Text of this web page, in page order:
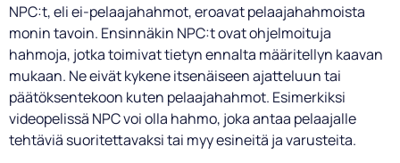
NPC:t, eli ei-pelaajahahmot, eroavat pelaajahahmoista
monin tavoin. Ensinnäkin NPC:t ovat ohjelmoituja
hahmoja, jotka toimivat tietyn ennalta määritellyn kaavan
mukaan. Ne eivät kykene itsenäiseen ajatteluun tai
päätöksentekoon kuten pelaajahahmot. Esimerkiksi
videopelissä NPC voi olla hahmo, joka antaa pelaajalle
tehtäviä suoritettavaksi tai myy esineitä ja varusteita.